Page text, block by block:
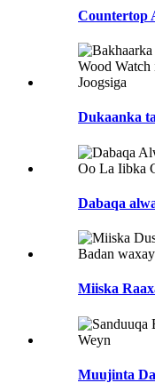
Countertop
Dukaanka
Dabaqa
Miiska
Muujinta